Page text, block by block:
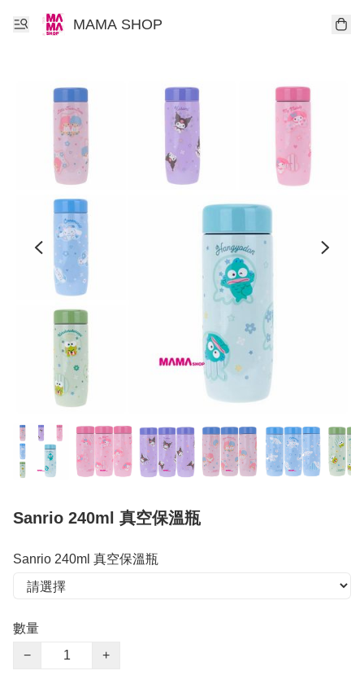
MAMA SHOP
Sanrio 240ml 真空保溫瓶
Sanrio 240ml 真空保溫瓶
數量
−
+